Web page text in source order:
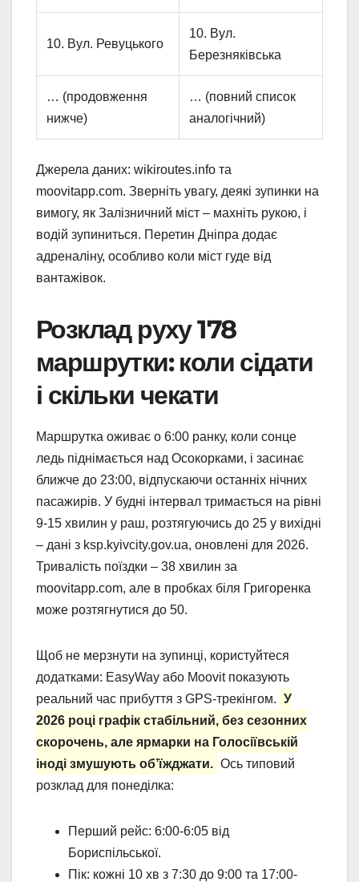
10. Вул. Ревуцького
10. Вул.
Березняківська
… (продовження
нижче)
… (повний список
аналогічний)
Джерела даних: wikiroutes.info та
moovitapp.com. Зверніть увагу, деякі зупинки на
вимогу, як Залізничний міст – махніть рукою, і
водій зупиниться. Перетин Дніпра додає
адреналіну, особливо коли міст гуде від
вантажівок.
Розклад руху 178
маршрутки: коли сідати
і скільки чекати
Маршрутка оживає о 6:00 ранку, коли сонце
ледь піднімається над Осокорками, і засинає
ближче до 23:00, відпускаючи останніх нічних
пасажирів. У будні інтервал тримається на рівні
9-15 хвилин у раш, розтягуючись до 25 у вихідні
– дані з ksp.kyivcity.gov.ua, оновлені для 2026.
Тривалість поїздки – 38 хвилин за
moovitapp.com, але в пробках біля Григоренка
може розтягнутися до 50.
Щоб не мерзнути на зупинці, користуйтеся
додатками: EasyWay або Moovit показують
реальний час прибуття з GPS-трекінгом. У
2026 році графік стабільний, без сезонних
скорочень, але ярмарки на Голосіївській
іноді змушують об’їжджати. Ось типовий
розклад для понеділка:
Перший рейс: 6:00-6:05 від
Бориспільської.
Пік: кожні 10 хв з 7:30 до 9:00 та 17:00-